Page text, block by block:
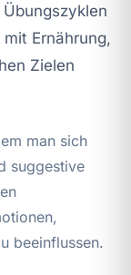
Ernährung,
Zielen
man sich
suggestive
beeinflussen.